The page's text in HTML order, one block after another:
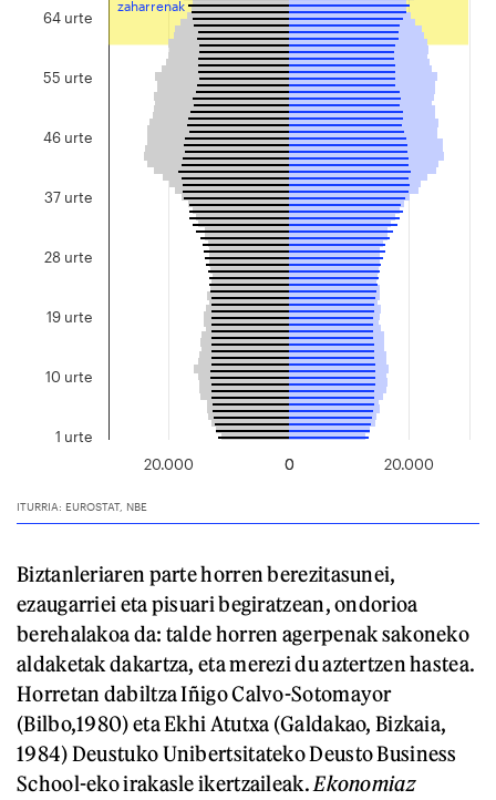
Biztanleriaren parte horren berezitasunei,
ezaugarriei eta pisuari begiratzean, ondorioa
berehalakoa da: talde horren agerpenak sakoneko
aldaketak dakartza, eta merezi du aztertzen hastea.
Horretan dabiltza Iñigo Calvo-Sotomayor
(Bilbo,1980) eta Ekhi Atutxa (Galdakao, Bizkaia,
1984) Deustuko Unibertsitateko Deusto Business
School-eko irakasle ikertzaileak. Ekonomiaz